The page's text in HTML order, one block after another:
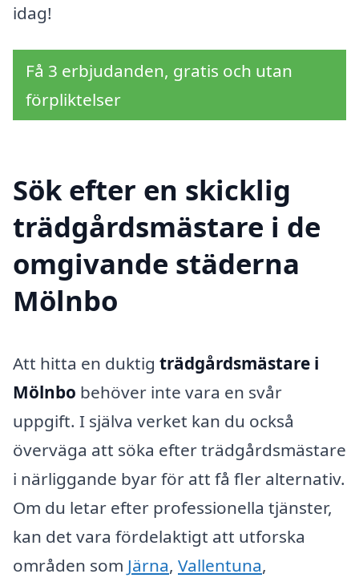
idag!
Få 3 erbjudanden, gratis och utan
förpliktelser
Sök efter en skicklig
trädgårdsmästare i de
omgivande städerna
Mölnbo
Att hitta en duktig trädgårdsmästare i
Mölnbo behöver inte vara en svår
uppgift. I själva verket kan du också
överväga att söka efter trädgårdsmästare
i närliggande byar för att få fler alternativ.
Om du letar efter professionella tjänster,
kan det vara fördelaktigt att utforska
områden som Järna, Vallentuna,